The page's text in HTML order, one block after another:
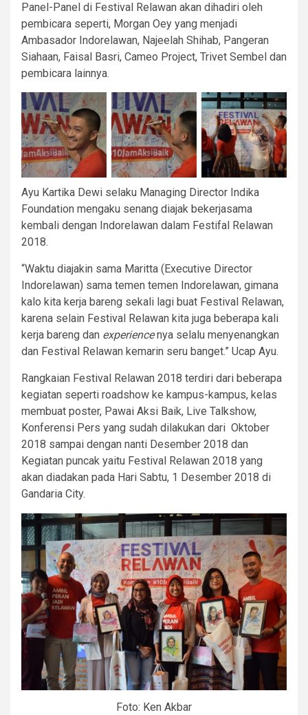
Panel-Panel di Festival Relawan akan dihadiri oleh
pembicara seperti, Morgan Oey yang menjadi
Ambasador Indorelawan, Najeelah Shihab, Pangeran
Siahaan, Faisal Basri, Cameo Project, Trivet Sembel dan
pembicara lainnya.
Ayu Kartika Dewi selaku Managing Director Indika
Foundation mengaku senang diajak bekerjasama
kembali dengan Indorelawan dalam Festifal Relawan
2018.
“Waktu diajakin sama Maritta (Executive Director
Indorelawan) sama temen temen Indorelawan, gimana
kalo kita kerja bareng sekali lagi buat Festival Relawan,
karena selain Festival Relawan kita juga beberapa kali
kerja bareng dan experiencenya selalu menyenangkan
dan Festival Relawan kemarin seru banget.” Ucap Ayu.
Rangkaian Festival Relawan 2018 terdiri dari beberapa
kegiatan seperti roadshow ke kampus-kampus, kelas
membuat poster, Pawai Aksi Baik, Live Talkshow,
Konferensi Pers yang sudah dilakukan dari Oktober
2018 sampai dengan nanti Desember 2018 dan
Kegiatan puncak yaitu Festival Relawan 2018 yang
akan diadakan pada Hari Sabtu, 1 Desember 2018 di
Gandaria City.
Foto: Ken Akbar